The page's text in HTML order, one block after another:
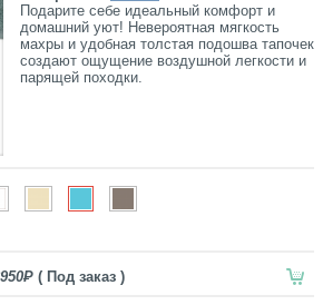
Подарите себе идеальный комфорт и
домашний уют! Невероятная мягкость
махры и удобная толстая подошва тапочек
создают ощущение воздушной легкости и
парящей походки.
( Под заказ )